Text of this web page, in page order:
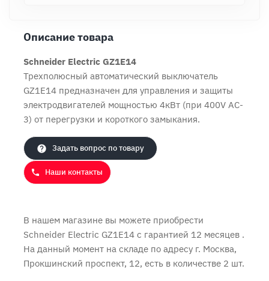
Описание товара
Schneider Electric GZ1E14
Трехполюсный автоматический выключатель
GZ1E14 предназначен для управления и защиты
электродвигателей мощностью 4кВт (при 400V AC-
3) от перегрузки и короткого замыкания.
Задать вопрос по товару
Наши контакты
В нашем магазине вы можете приобрести
Schneider Electric GZ1E14 с гарантией 12 месяцев .
На данный момент на складе по адресу г. Москва,
Прокшинский проспект, 12, есть в количестве 2 шт.
Продолжить покупки